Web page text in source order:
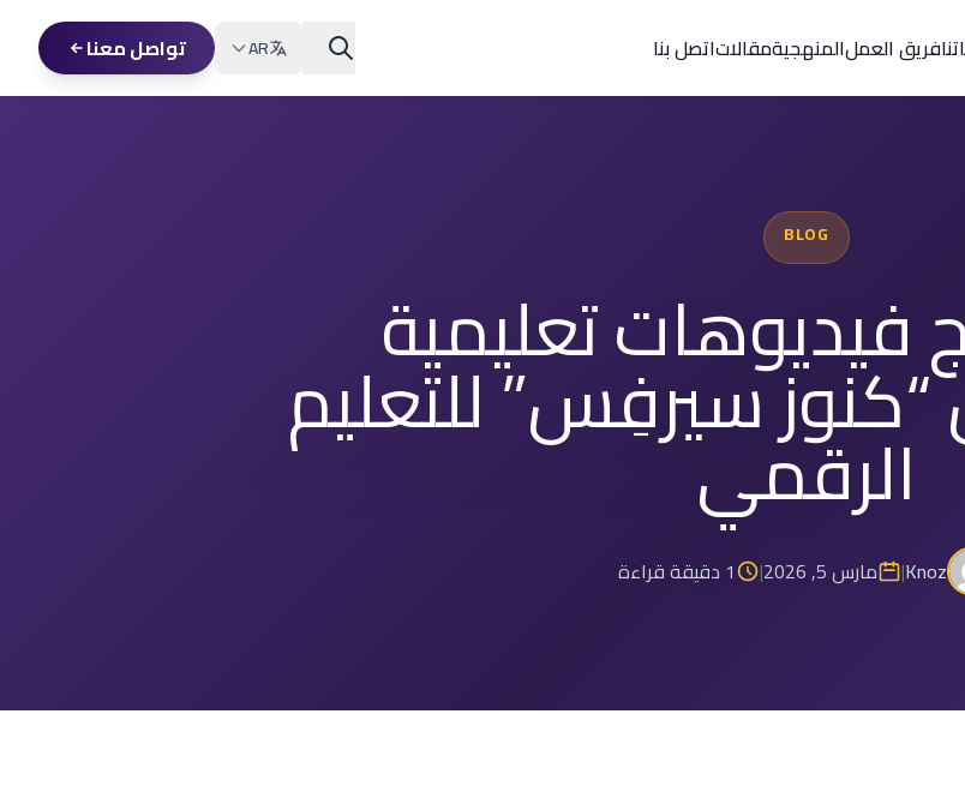
فريق العملالمنهجيةمقالاتاتصل بنا AR تواصل معنا
BLOG
فيديوهات تعليمية
سيرفِس” للتعليم
الرقمي
Knoz
| مارس 5, 2026 | 1 دقيقة قراءة